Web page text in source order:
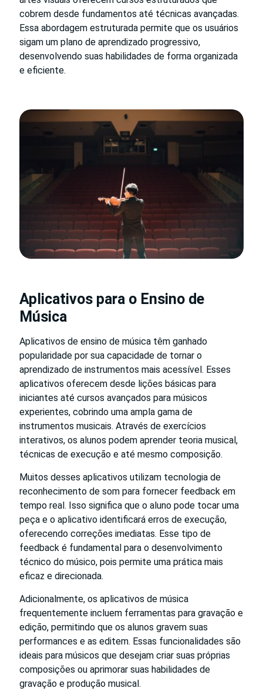
cobrem desde fundamentos até técnicas avançadas.
Essa abordagem estruturada permite que os usuários
sigam um plano de aprendizado progressivo,
desenvolvendo suas habilidades de forma organizada
e eficiente.
Aplicativos para o Ensino de
Música
Aplicativos de ensino de música têm ganhado
popularidade por sua capacidade de tornar o
aprendizado de instrumentos mais acessível. Esses
aplicativos oferecem desde lições básicas para
iniciantes até cursos avançados para músicos
experientes, cobrindo uma ampla gama de
instrumentos musicais. Através de exercícios
interativos, os alunos podem aprender teoria musical,
técnicas de execução e até mesmo composição.
Muitos desses aplicativos utilizam tecnologia de
reconhecimento de som para fornecer feedback em
tempo real. Isso significa que o aluno pode tocar uma
peça e o aplicativo identificará erros de execução,
oferecendo correções imediatas. Esse tipo de
feedback é fundamental para o desenvolvimento
técnico do músico, pois permite uma prática mais
eficaz e direcionada.
Adicionalmente, os aplicativos de música
frequentemente incluem ferramentas para gravação e
edição, permitindo que os alunos gravem suas
performances e as editem. Essas funcionalidades são
ideais para músicos que desejam criar suas próprias
composições ou aprimorar suas habilidades de
gravação e produção musical.